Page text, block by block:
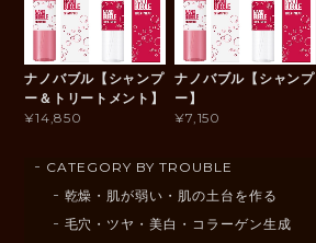
ナノバブル【シャンプ
ー＆トリートメント】
¥14,850
ナノバブル【シャンプ
ー】
¥7,150
CATEGORY BY TROUBLE
乾燥・肌が弱い・肌の土台を作る
毛穴・ツヤ・美白・コラーゲン生成